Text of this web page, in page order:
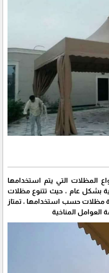
المظلات التي يتم استخدامها
بشكل عام ، حيث تتنوع مظلات
مظلات حسب استخدامها ، تمتاز
العوامل المناخية